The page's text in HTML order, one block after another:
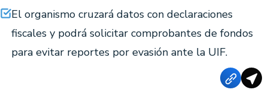
El organismo cruzará datos con declaraciones
fiscales y podrá solicitar comprobantes de fondos
para evitar reportes por evasión ante la UIF.